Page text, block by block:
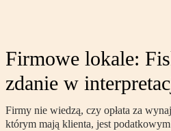
Firmowe lokale:
zdanie w
Firmy nie wiedzą, czy opłata za
którym mają klienta, jest